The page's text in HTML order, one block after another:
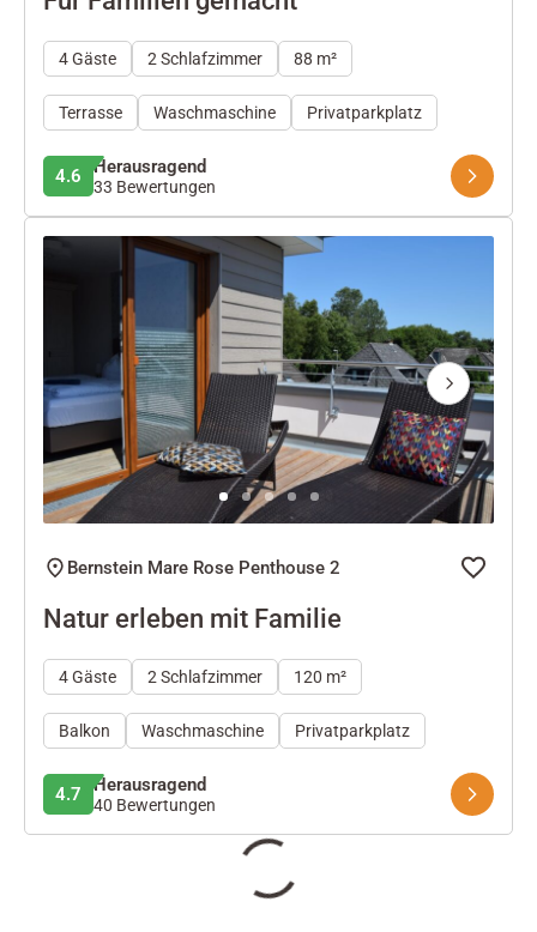
4 Gäste 2 Schlafzimmer 88 m²
Terrasse Waschmaschine Privatparkplatz
4.6 Herausragend
33 Bewertungen
Next
Bernstein Mare Rose Penthouse 2
Natur erleben mit Familie
4 Gäste 2 Schlafzimmer 120 m²
Balkon Waschmaschine Privatparkplatz
4.7 Herausragend
40 Bewertungen